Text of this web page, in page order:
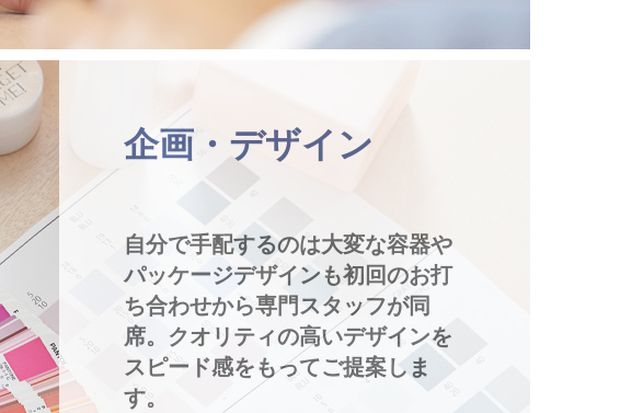
企画・デザイン
自分で手配するのは大変な容器や
パッケージデザインも初回のお打
ち合わせから専門スタッフが同
席。クオリティの高いデザインを
スピード感をもってご提案しま
す。